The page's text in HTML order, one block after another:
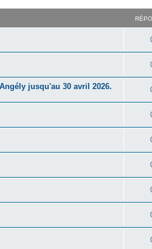
jusqu'au 30 avril 2026.